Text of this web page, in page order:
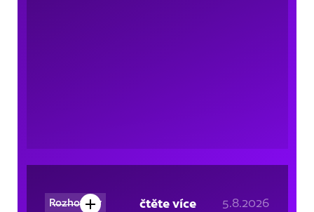
Rozhovory 5.8.2026
čtěte více